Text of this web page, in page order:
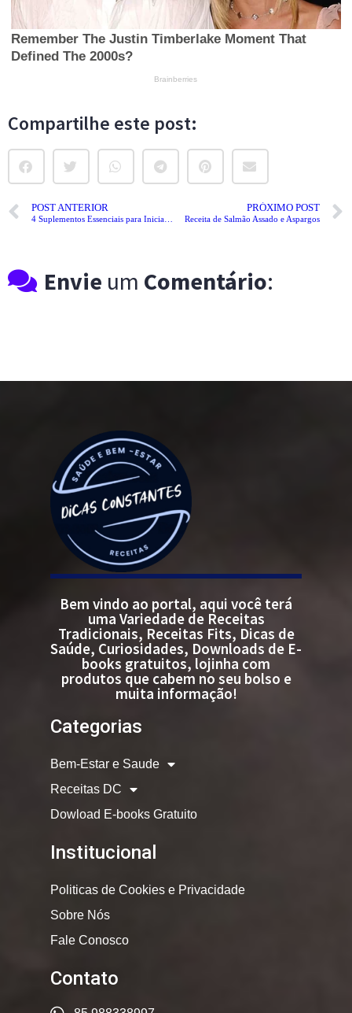
Compartilhe este post:
POST ANTERIOR PRÓXIMO POST
Receita de Salmão Assado e Aspargos
Envie um Comentário:
Bem vindo ao portal, aqui você terá
uma Variedade de Receitas
Tradicionais, Receitas Fits, Dicas de
Saúde, Curiosidades, Downloads de E-
books gratuitos, lojinha com
produtos que cabem no seu bolso e
muita informação!
Categorias
Bem-Estar e Saude
Receitas DC
Dowload E-books Gratuito
Institucional
Politicas de Cookies e Privacidade
Sobre Nós
Fale Conosco
Contato